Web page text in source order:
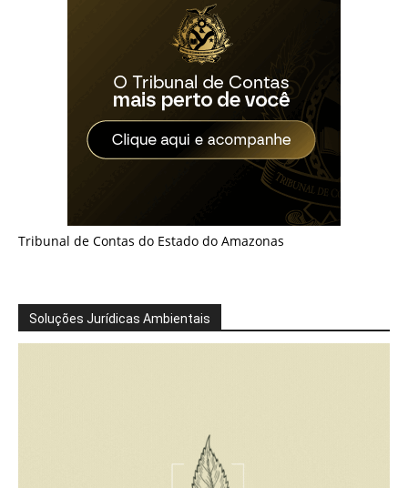
Tribunal de Contas do Estado do Amazonas
Soluções Jurídicas Ambientais